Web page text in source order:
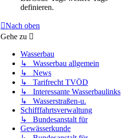
definieren.
Nach oben
Gehe zu
Wasserbau
↳ Wasserbau allgemein
↳ News
↳ Tarifrecht TVÖD
↳ Interessante Wasserbaulinks
↳ Wasserstraßen-u.
Schifffahrtsverwaltung
↳ Bundesanstalt für
Gewässerkunde